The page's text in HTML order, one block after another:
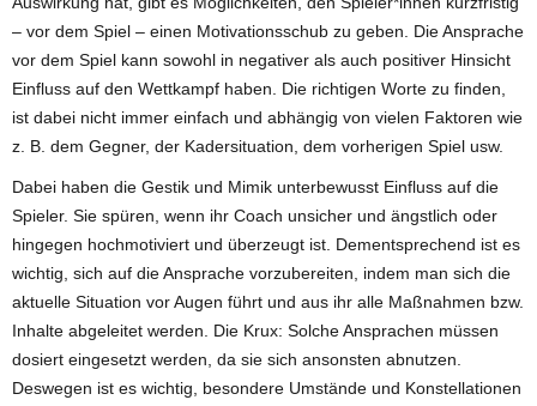
– vor dem Spiel – einen Motivationsschub zu geben. Die Ansprache
vor dem Spiel kann sowohl in negativer als auch positiver Hinsicht
Einfluss auf den Wettkampf haben. Die richtigen Worte zu finden,
ist dabei nicht immer einfach und abhängig von vielen Faktoren wie
z. B. dem Gegner, der Kadersituation, dem vorherigen Spiel usw.
Dabei haben die Gestik und Mimik unterbewusst Einfluss auf die
Spieler. Sie spüren, wenn ihr Coach unsicher und ängstlich oder
hingegen hochmotiviert und überzeugt ist. Dementsprechend ist es
wichtig, sich auf die Ansprache vorzubereiten, indem man sich die
aktuelle Situation vor Augen führt und aus ihr alle Maßnahmen bzw.
Inhalte abgeleitet werden. Die Krux: Solche Ansprachen müssen
dosiert eingesetzt werden, da sie sich ansonsten abnutzen.
Deswegen ist es wichtig, besondere Umstände und Konstellationen